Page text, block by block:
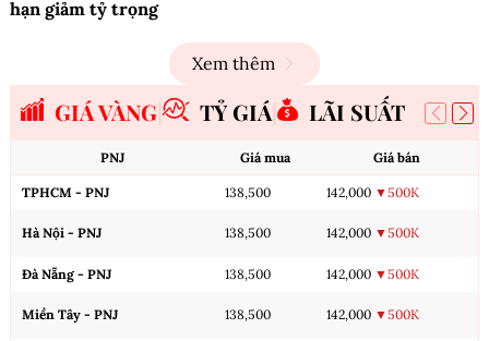
hạn giảm tỷ trọng
Xem thêm
GIÁ VÀNG TỶ GIÁ LÃI SUẤT
PNJ Giá mua Giá bán
TPHCM - PNJ 138,500 142,000 ▼500K
Hà Nội - PNJ 138,500 142,000 ▼500K
Đà Nẵng - PNJ 138,500 142,000 ▼500K
Miền Tây - PNJ 138,500 142,000 ▼500K